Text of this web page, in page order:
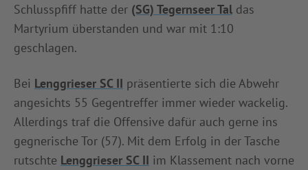
Schlusspfiff hatte der (SG) Tegernseer Tal das
Martyrium überstanden und war mit 1:10
geschlagen.
Bei Lenggrieser SC II präsentierte sich die Abwehr
angesichts 55 Gegentreffer immer wieder wackelig.
Allerdings traf die Offensive dafür auch gerne ins
gegnerische Tor (57). Mit dem Erfolg in der Tasche
rutschte Lenggrieser SC II im Klassement nach vorne